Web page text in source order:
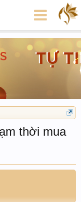
thời mua